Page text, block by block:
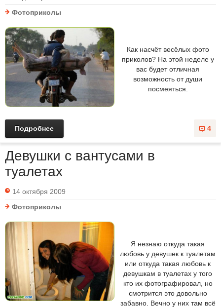
Фотоприколы
Как насчёт весёлых фото
приколов? На этой неделе у
вас будет отличная
возможность от души
посмеяться.
4
Подробнее
Девушки с вантусами в
туалетах
14 октября 2009
Фотоприколы
Я незнаю откуда такая
любовь у девушек к туалетам
или откуда такая любовь к
девушкам в туалетах у того
кто их фотографировал, но
смотрится это довольно
забавно. Вечно у них там всё